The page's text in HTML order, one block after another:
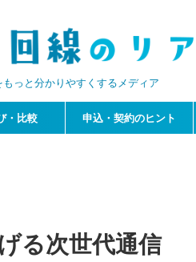
もっと分かりやすくするメディア
・比較 申込・契約のヒント
る次世代通信